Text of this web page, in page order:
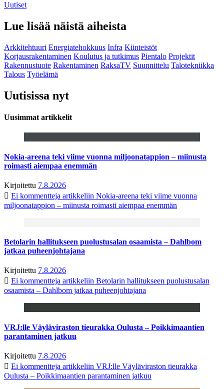
Uutiset
Lue lisää näistä aiheista
Arkkitehtuuri Energiatehokkuus Infra Kiinteistöt
Korjausrakentaminen Koulutus ja tutkimus Pientalo Projektit
Rakennustuote Rakentaminen RaksaTV Suunnittelu Talotekniikka
Talous Työelämä
Uutisissa nyt
Uusimmat artikkelit
Nokia-areena teki viime vuonna miljoonatappion – miinusta
roimasti aiempaa enemmän
Kirjoitettu 7.8.2026
Ei kommentteja artikkeliin Nokia-areena teki viime vuonna
miljoonatappion – miinusta roimasti aiempaa enemmän
Betolarin hallitukseen puolustusalan osaamista – Dahlbom
jatkaa puheenjohtajana
Kirjoitettu 7.8.2026
Ei kommentteja artikkeliin Betolarin hallitukseen puolustusalan
osaamista – Dahlbom jatkaa puheenjohtajana
VRJ:lle Väyläviraston tieurakka Oulusta – Poikkimaantien
parantaminen jatkuu
Kirjoitettu 7.8.2026
Ei kommentteja artikkeliin VRJ:lle Väyläviraston tieurakka
Oulusta – Poikkimaantien parantaminen jatkuu